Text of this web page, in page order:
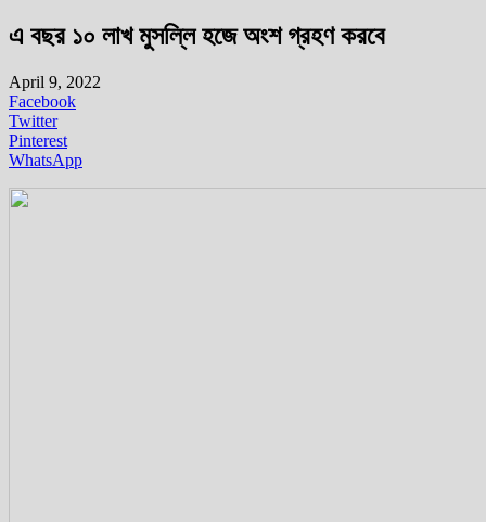
এ বছর ১০ লাখ মুসল্লি হজে অংশ গ্রহণ করবে
April 9, 2022
Facebook
Twitter
Pinterest
WhatsApp